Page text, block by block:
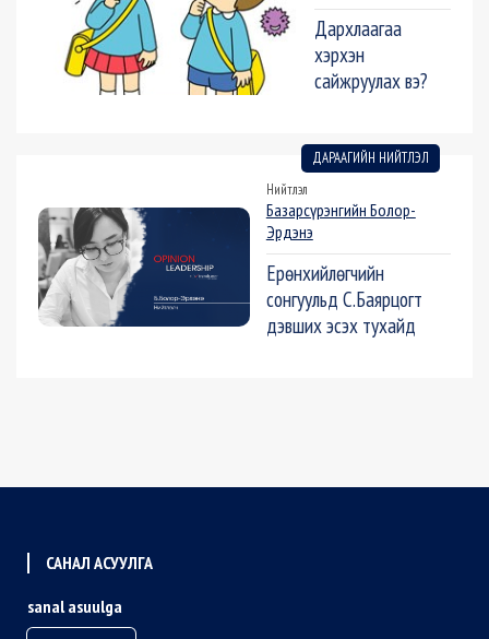
Дархлаагаа
хэрхэн
сайжруулах вэ?
ДАРААГИЙН НИЙТЛЭЛ
Нийтлэл
Базарсүрэнгийн Болор-
Эрдэнэ
Ерөнхийлөгчийн
сонгуульд С.Баярцогт
дэвших эсэх тухайд
САНАЛ АСУУЛГА
sanal asuulga